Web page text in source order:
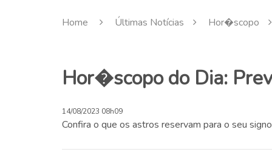
Home Últimas Notícias Hor�scopo
Hor�scopo do Dia:
14/08/2023 08h09
Confira o que os astros reservam para o seu